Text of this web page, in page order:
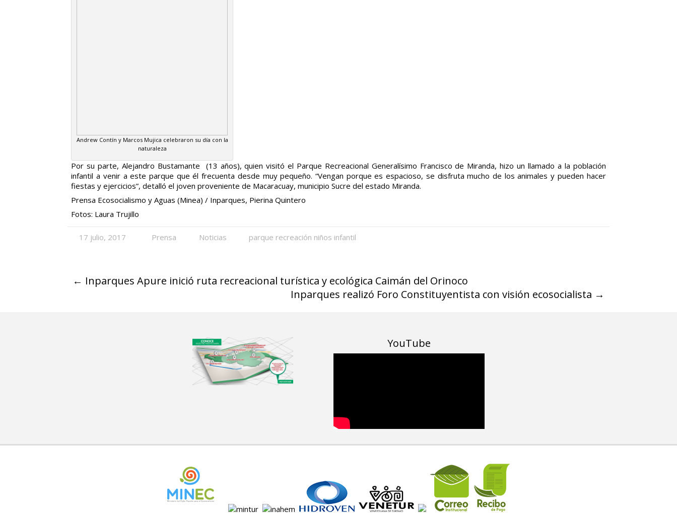
Andrew Contín y Marcos Mujica celebraron su día con la
naturaleza
Por su parte, Alejandro Bustamante (13 años), quien visitó el Parque Recreacional Generalísimo Francisco de Miranda, hizo un llamado a la población
infantil a venir a este parque que él frecuenta desde muy pequeño. “Vengan porque es espacioso, se disfruta mucho de los animales y pueden hacer
fiestas y ejercicios”, detalló el joven proveniente de Macaracuay, municipio Sucre del estado Miranda.
Prensa Ecosocialismo y Aguas (Minea) / Inparques, Pierina Quintero
Fotos: Laura Trujillo
17 julio, 2017 Prensa Noticias parque recreación niños infantil
← Inparques Apure inició ruta recreacional turística y ecológica Caimán del Orinoco
Inparques realizó Foro Constituyentista con visión ecosocialista →
YouTube